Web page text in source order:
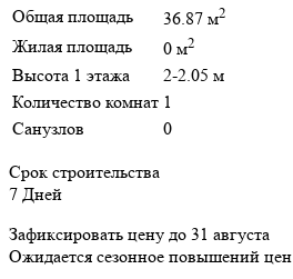
Общая площадь
36.87 м2
Жилая площадь 0 м2
Высота 1 этажа
2-2.05 м
Количество комнат 1
Санузлов
0
Срок строительства
7 Дней
Зафиксировать цену до 31 августа
Ожидается сезонное повышений цен